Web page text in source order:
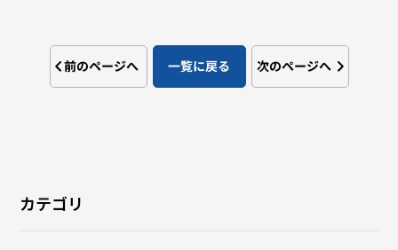
前のページへ 一覧に戻る 次のページへ
カテゴリ